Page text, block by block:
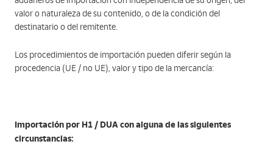
valor o naturaleza de su contenido, o de la condición del
destinatario o del remitente.
Los procedimientos de importación pueden diferir según la
procedencia (UE / no UE), valor y tipo de la mercancía:
Importación por H1 / DUA con alguna de las siguientes
circunstancias: